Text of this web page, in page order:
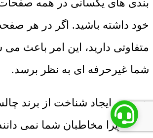
بندی های یکسانی در همه
خود داشته باشید. اگر در هر
متفاوتی دارید، این امر باعث
شما غیرحرفه ای به نظر برسد.
همچنین ایجاد شناخت از برند
است زیرا مخاطبان شما نمی